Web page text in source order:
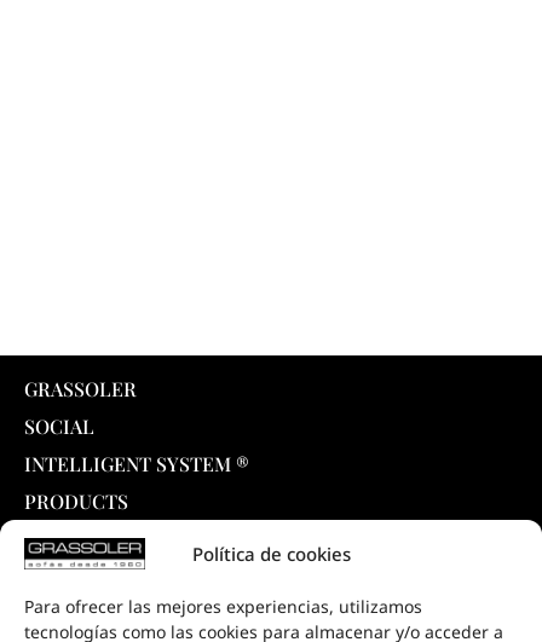
Política de cookies
Para ofrecer las mejores experiencias, utilizamos
tecnologías como las cookies para almacenar y/o acceder a
GRASSOLER
SOCIAL
INTELLIGENT SYSTEM ®
PRODUCTS
COLLECTIONS
DOWNLOADS
PROJECTS